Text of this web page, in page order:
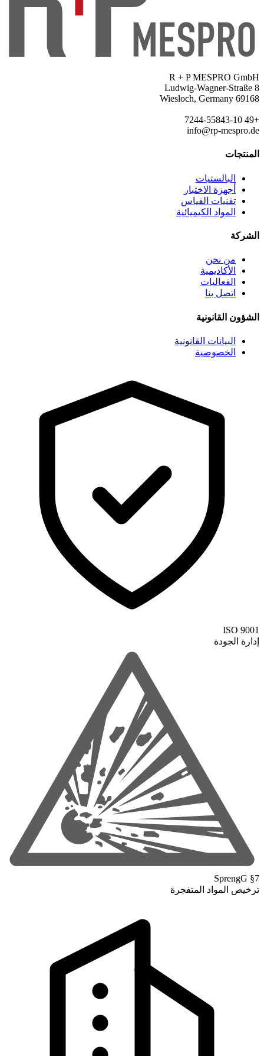
R + P MESPRO GmbH
Ludwig-Wagner-Straße 8
69168 Wiesloch, Germany
+49 7244-55843-10
info@rp-mespro.de
المنتجات
البالستيات
أجهزة الاختبار
تقنيات القياس
المواد الكيميائية
الشركة
من نحن
الأكاديمية
الفعاليات
اتصل بنا
الشؤون القانونية
البيانات القانونية
الخصوصية
ISO 9001
إدارة الجودة
SprengG §7
ترخيص المواد المتفجرة